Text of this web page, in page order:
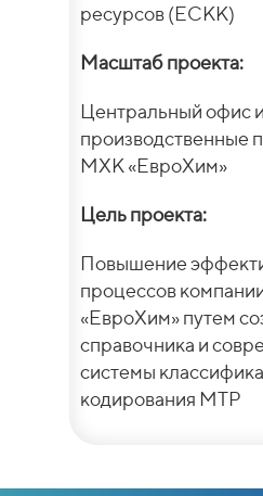
ресурсов (ЕСКК)
Масштаб проекта:
Центральный офис
производственные
МХК «ЕвроХим»
Цель проекта:
Повышение
процессов
«ЕвроХим» путем
справочника и
системы
кодирования МТР